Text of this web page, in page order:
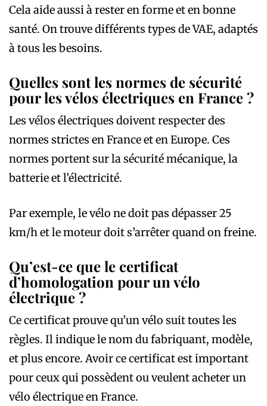
Cela aide aussi à rester en forme et en bonne
santé. On trouve différents types de VAE, adaptés
à tous les besoins.
Quelles sont les normes de sécurité
pour les vélos électriques en France ?
Les vélos électriques doivent respecter des
normes strictes en France et en Europe. Ces
normes portent sur la sécurité mécanique, la
batterie et l’électricité.
Par exemple, le vélo ne doit pas dépasser 25
km/h et le moteur doit s’arrêter quand on freine.
Qu’est-ce que le certificat
d’homologation pour un vélo
électrique ?
Ce certificat prouve qu’un vélo suit toutes les
règles. Il indique le nom du fabriquant, modèle,
et plus encore. Avoir ce certificat est important
pour ceux qui possèdent ou veulent acheter un
vélo électrique en France.